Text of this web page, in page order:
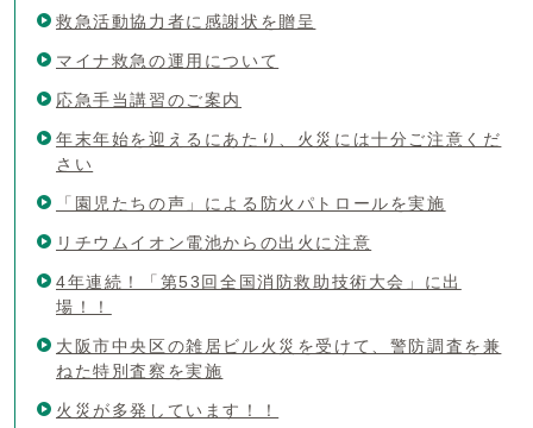
救急活動協力者に感謝状を贈呈
マイナ救急の運用について
応急手当講習のご案内
年末年始を迎えるにあたり、火災には十分ご注意くだ
さい
「園児たちの声」による防火パトロールを実施
リチウムイオン電池からの出火に注意
4年連続！「第53回全国消防救助技術大会」に出
場！！
大阪市中央区の雑居ビル火災を受けて、警防調査を兼
ねた特別査察を実施
火災が多発しています！！